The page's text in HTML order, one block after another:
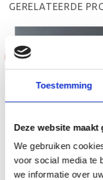
Toestemming
Deze website
We gebruiken
voor social media te
we informatie over
GERELATEERDE
Aanbieding!